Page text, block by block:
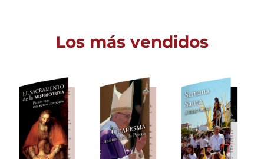
Los más vendidos